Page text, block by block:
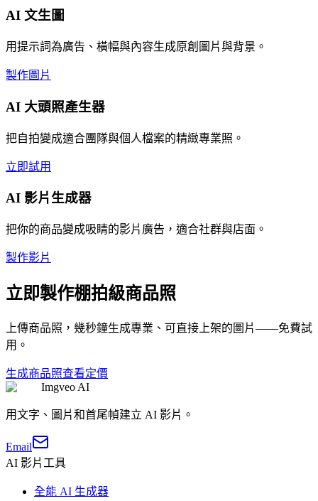
AI 文生圖
用提示詞為廣告、橫幅與內容生成原創圖片與背景。
製作圖片
AI 大頭照產生器
把自拍變成適合團隊與個人檔案的精緻專業照。
立即試用
AI 影片生成器
把你的商品變成吸睛的影片廣告，適合社群與店面。
製作影片
立即製作棚拍級商品照
上傳商品照，幾秒鐘生成專業、可直接上架的圖片——免費試
用。
生成商品照查看定價
Imgveo AI
用文字、圖片和首尾幀建立 AI 影片。
Email
AI 影片工具
全能 AI 生成器